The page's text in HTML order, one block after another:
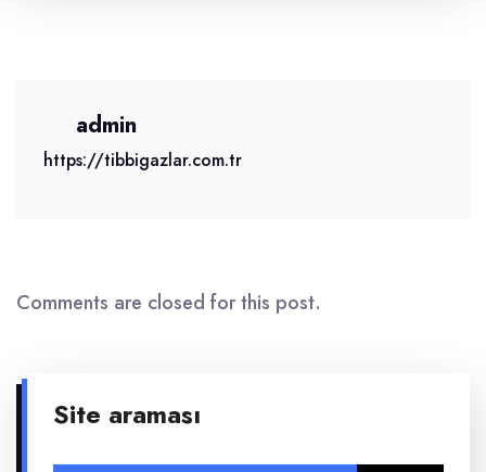
admin
https://tibbigazlar.com.tr
Comments are closed for this post.
Site araması